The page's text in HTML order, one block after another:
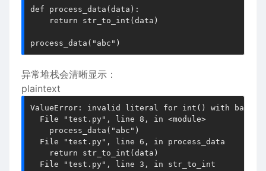
def process_data(data):
    return str_to_int(data)
异常堆栈会清晰显示：
plaintext
ValueError: invalid literal for int() with base
  File "test.py", line 8, in <module>
    process_data("abc")
  File "test.py", line 6, in process_data
    return str_to_int(data)
  File "test.py", line 3, in str_to_int